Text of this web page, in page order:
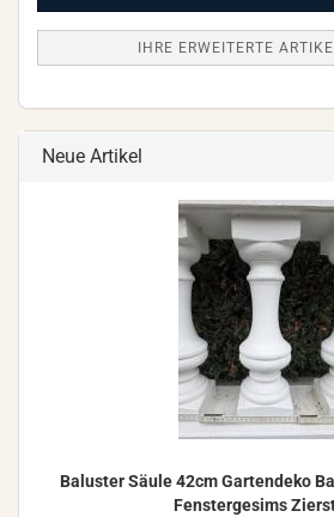
IHRE ERWEITERTE
Neue Artikel
Ba­lus­ter Säule 42cm Gar­ten­de­ko
Fens­ter­ge­sims